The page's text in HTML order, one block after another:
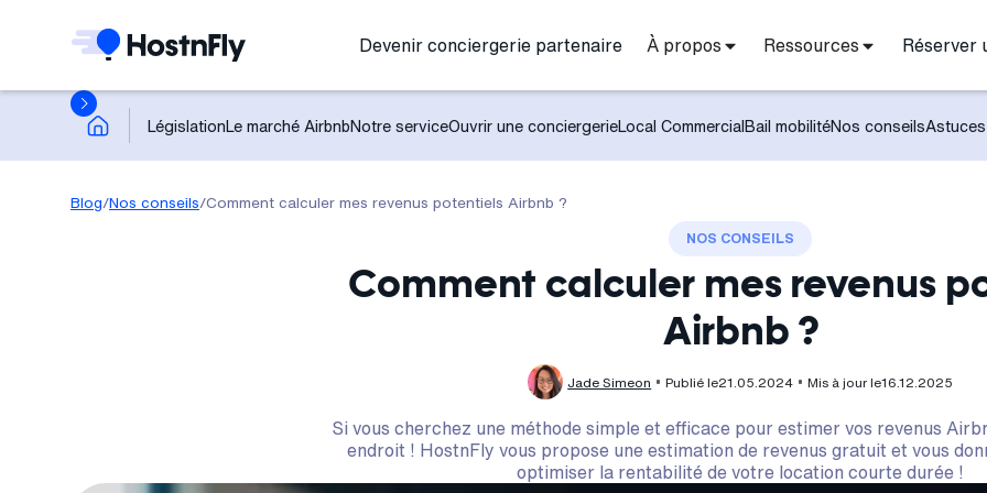
Devenir conciergerie partenaire À propos Ressources Réserver
Législation Le marché Airbnb Notre serviceOuvrir une conciergerieLocal Commercial Bail mobilitéNos conseils
Blog/Nos conseils/Comment calculer mes revenus potentiels Airbnb ?
NOS CONSEILS
Comment calculer mes revenus
Airbnb ?
Jade Simeon Publié le21.05.2024 Mis à jour le16.12.2025
Si vous cherchez une méthode simple et efficace pour estimer vos revenus
endroit ! HostnFly vous propose une estimation de revenus gratuit et vous
optimiser la rentabilité de votre location courte durée !